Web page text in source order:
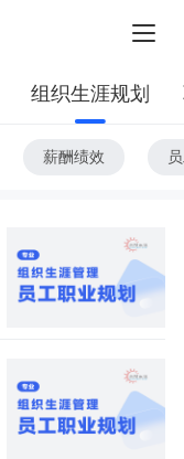
组织生涯规划
薪酬绩效